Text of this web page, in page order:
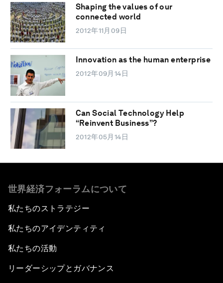
Shaping the values of our
connected world
2012年11月09日
Innovation as the human enterprise
2012年09月14日
Can Social Technology Help
“Reinvent Business”?
2012年05月14日
世界経済フォーラムについて
私たちのストラテジー
私たちのアイデンティティ
私たちの活動
リーダーシップとガバナンス